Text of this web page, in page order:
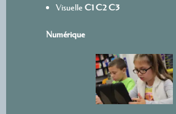
Visuelle C1C2C3
Numérique